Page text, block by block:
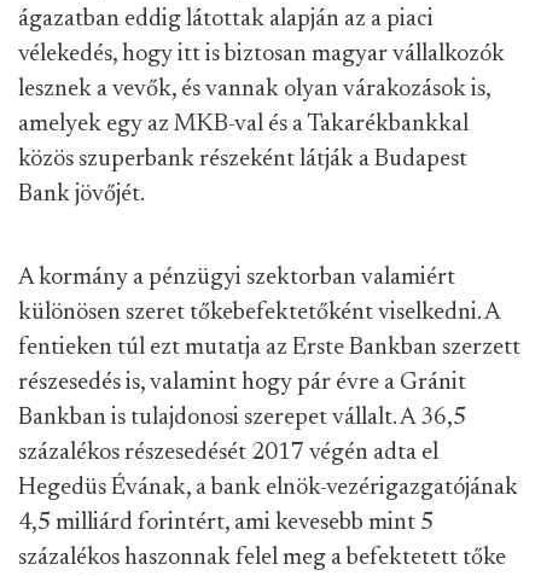
ágazatban eddig látottak alapján az a piaci
vélekedés, hogy itt is biztosan magyar vállalkozók
lesznek a vevők, és vannak olyan várakozások is,
amelyek egy az MKB-val és a Takarékbankkal
közös szuperbank részeként látják a Budapest
Bank jövőjét.
A kormány a pénzügyi szektorban valamiért
különösen szeret tőkebefektetőként viselkedni. A
fentieken túl ezt mutatja az Erste Bankban szerzett
részesedés is, valamint hogy pár évre a Gránit
Bankban is tulajdonosi szerepet vállalt. A 36,5
százalékos részesedését 2017 végén adta el
Hegedüs Évának, a bank elnök-vezérigazgatójának
4,5 milliárd forintért, ami kevesebb mint 5
százalékos haszonnak felel meg a befektetett tőke